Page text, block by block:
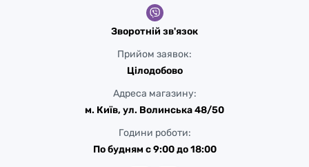
Зворотній зв'язок
Прийом заявок:
Цілодобово
Адреса магазину:
м. Київ, ул. Волинська 48/50
Години роботи:
По будням с 9:00 до 18:00